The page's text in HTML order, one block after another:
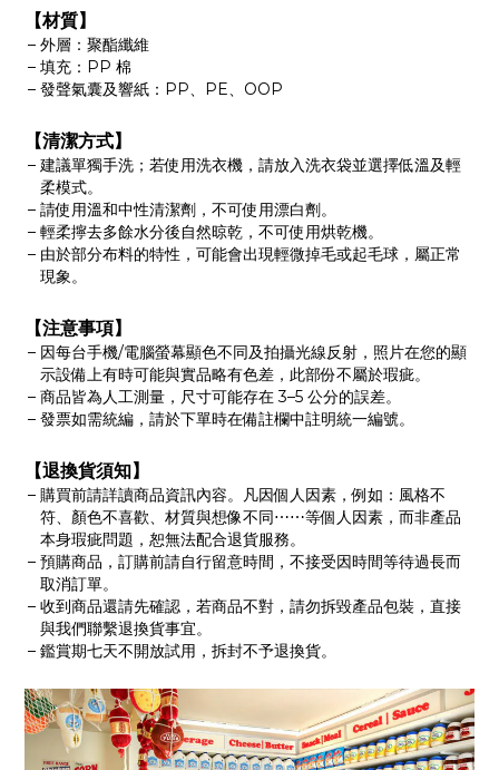
【材質】
外層：聚酯纖維
填充：PP 棉
發聲氣囊及響紙：PP、PE、OOP
【清潔方式】
建議單獨手洗；若使用洗衣機，請放入洗衣袋並選擇低溫及輕
柔模式。
請使用溫和中性清潔劑，不可使用漂白劑。
輕柔擰去多餘水分後自然晾乾，不可使用烘乾機。
由於部分布料的特性，可能會出現輕微掉毛或起毛球，屬正常
現象。
【注意事項】
因每台手機/電腦螢幕顯色不同及拍攝光線反射，照片在您的顯
示設備上有時可能與實品略有色差，此部份不屬於瑕疵。
商品皆為人工測量，尺寸可能存在 3–5 公分的誤差。
發票如需統編，請於下單時在備註欄中註明統一編號。
【退換貨須知】
購買前請詳讀商品資訊內容。凡因個人因素，例如：風格不
符、顏色不喜歡、材質與想像不同⋯⋯等個人因素，而非產品
本身瑕疵問題，恕無法配合退貨服務。
預購商品，訂購前請自行留意時間，不接受因時間等待過長而
取消訂單。
收到商品還請先確認，若商品不對，請勿拆毀產品包裝，直接
與我們聯繫退換貨事宜。
鑑賞期七天不開放試用，拆封不予退換貨。